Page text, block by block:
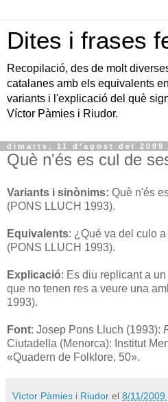
Dites i frases
Recopilació, des de molt
catalanes amb els equivalents
variants i l'explicació del què
Víctor Pàmies i Riudor.
dimarts, 11 d’agost del 2009
Què n'és es cul de
Variants i sinònims: Què n'és
(PONS LLUCH 1993).
Equivalents: ¿Qué va del culo
(PONS LLUCH 1993).
Explicació: Es diu replicant a
que no tenen res a veure una
1993).
Font: Josep Pons Lluch (1993):
Ciutadella (Menorca): Institut
«Quadern de Folklore, 50».
Víctor Pàmies i Riudor el 8/11/2009